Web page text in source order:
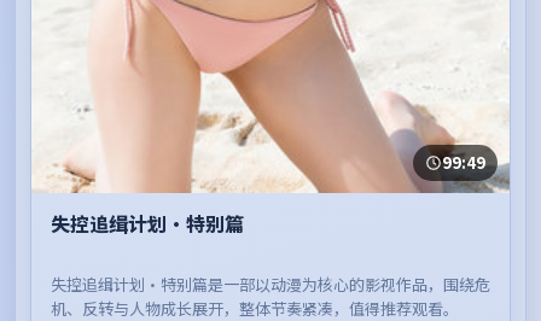
99:49
失控追缉计划·特别篇
失控追缉计划·特别篇是一部以动漫为核心的影视作品，围绕危
机、反转与人物成长展开，整体节奏紧凑，值得推荐观看。